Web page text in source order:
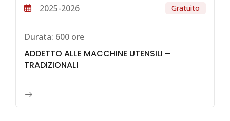
2025-2026
Gratuito
Durata: 600 ore
ADDETTO ALLE MACCHINE UTENSILI –
TRADIZIONALI